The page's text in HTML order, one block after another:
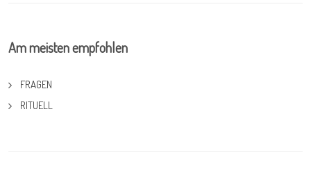
Am meisten empfohlen
FRAGEN
RITUELL